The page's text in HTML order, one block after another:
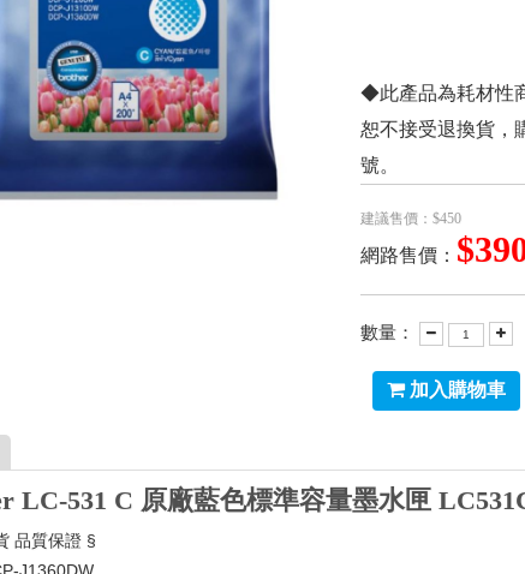
◆此產品為耗材性
恕不接受退換貨，
號。
建議售價：$450
網路售價：
數量：
加入購物車
LC-531 C 原廠藍色標準容量墨水匣
品質保證 §